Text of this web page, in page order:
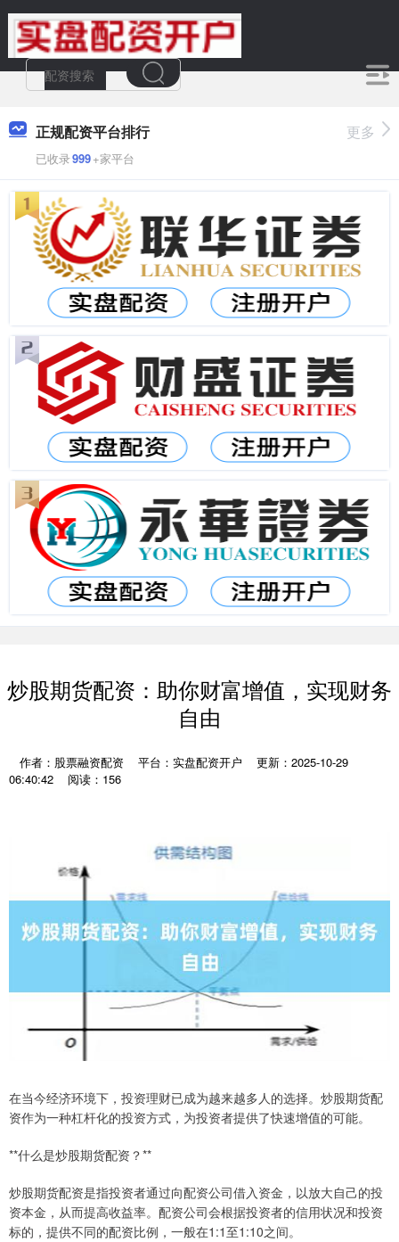
正规配资平台排行
已收录999+家平台
更多
炒股期货配资：助你财富增值，实现财务
自由
作者：股票融资配资 平台：实盘配资开户
更新：2025-10-29
06:40:42
阅读：156
在当今经济环境下，投资理财已成为越来越多人的选择。炒股期货配
资作为一种杠杆化的投资方式，为投资者提供了快速增值的可能。
**什么是炒股期货配资？**
炒股期货配资是指投资者通过向配资公司借入资金，以放大自己的投
资本金，从而提高收益率。配资公司会根据投资者的信用状况和投资
标的，提供不同的配资比例，一般在1:1至1:10之间。